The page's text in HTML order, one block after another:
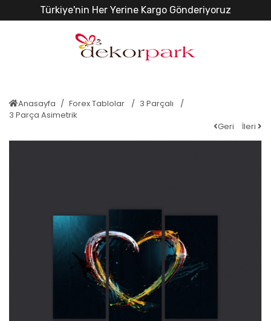
Türkiye'nin Her Yerine Kargo Gönderiyoruz
Anasayfa Forex Tablolar
3 Parçalı
3 Parça Asimetrik
Geri
İleri